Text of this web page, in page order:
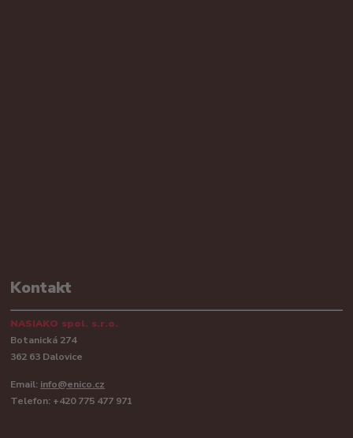
Kontakt
NASIAKO spol. s.r.o.
Botanická 274
362 63 Dalovice
Email: info@enico.cz
Telefon: +420 775 477 971